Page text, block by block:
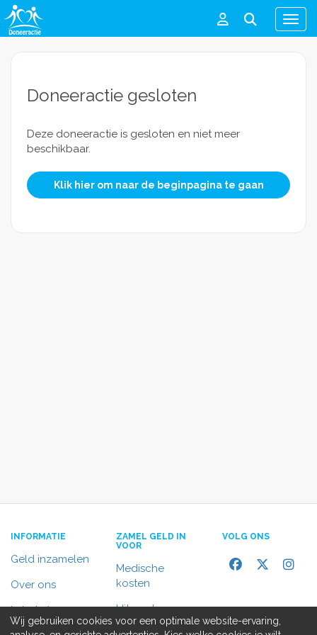
Menu
Doneeractie gesloten
Deze doneeractie is gesloten en niet meer
beschikbaar.
Klik hier om naar de beginpagina te gaan
INFORMATIE
Geld inzamelen
Over ons
In het nieuws
ZAMEL GELD IN
VOOR
Medische
kosten
Uitvaart
VOLG ONS
Wij gebruiken cookies voor een optimale website-ervaring,